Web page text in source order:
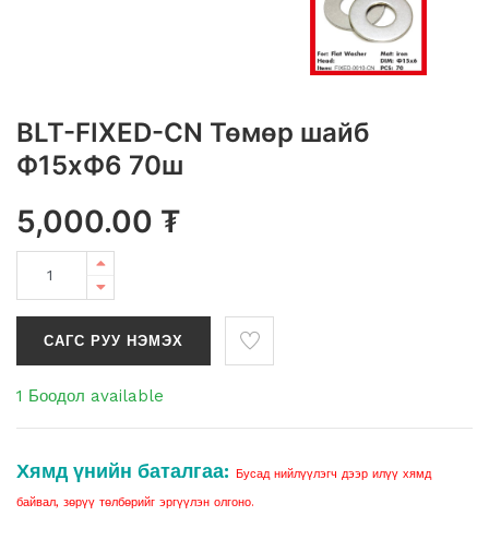
BLT-FIXED-CN Төмөр шайб
Ф15xФ6 70ш
5,000.00 ₮
САГС РУУ НЭМЭХ
1 Боодол available
Хямд үнийн баталгаа: Бусад нийлүүлэгч дээр илүү хямд
байвал, зөрүү төлбөрийг эргүүлэн олгоно.